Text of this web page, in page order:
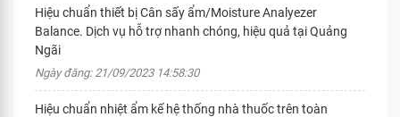
Hiệu chuẩn thiết bị Cân sấy ẩm/Moisture Analyezer
Balance. Dịch vụ hỗ trợ nhanh chóng, hiệu quả tại Quảng
Ngãi
Ngày đăng: 21/09/2023 14:58:30
Hiệu chuẩn nhiệt ẩm kế hệ thống nhà thuốc trên toàn